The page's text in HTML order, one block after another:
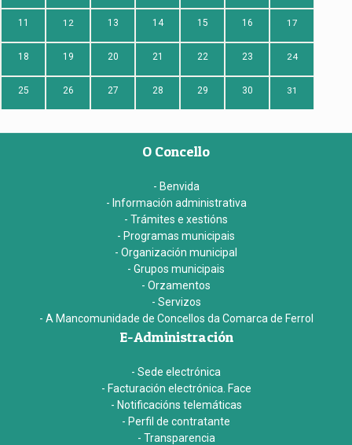
11 12 13 14 15 16 17
18 19 20 21 22 23 24
25 26 27 28 29 30 31
O Concello
- Benvida
- Información administrativa
- Trámites e xestións
- Programas municipais
- Organización municipal
- Grupos municipais
- Orzamentos
- Servizos
- A Mancomunidade de Concellos da Comarca de Ferrol
E-Administración
- Sede electrónica
- Facturación electrónica. Face
- Notificacións telemáticas
- Perfil de contratante
- Transparencia